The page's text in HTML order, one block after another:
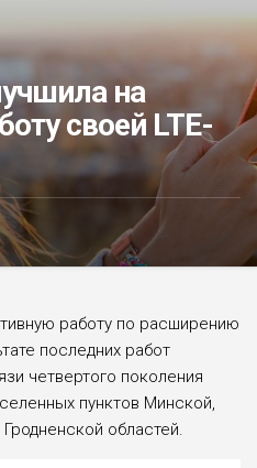
на
своей LTE-
работу по расширению
последних работ
четвертого поколения
пунктов Минской,
областей.